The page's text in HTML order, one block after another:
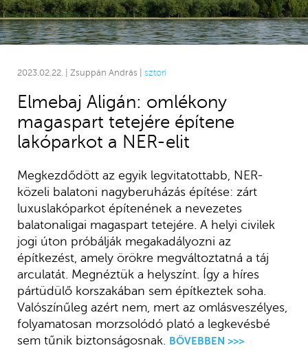
2023.02.22. | Zsuppán András | sztori
Elmebaj Aligán: omlékony
magaspart tetejére építene
lakóparkot a NER-elit
Megkezdődött az egyik legvitatottabb, NER-
közeli balatoni nagyberuházás építése: zárt
luxuslakóparkot építenének a nevezetes
balatonaligai magaspart tetejére. A helyi civilek
jogi úton próbálják megakadályozni az
építkezést, amely örökre megváltoztatná a táj
arculatát. Megnéztük a helyszínt. Így a híres
pártüdülő korszakában sem építkeztek soha.
Valószínűleg azért nem, mert az omlásveszélyes,
folyamatosan morzsolódó plató a legkevésbé
sem tűnik biztonságosnak.
BŐVEBBEN >>>